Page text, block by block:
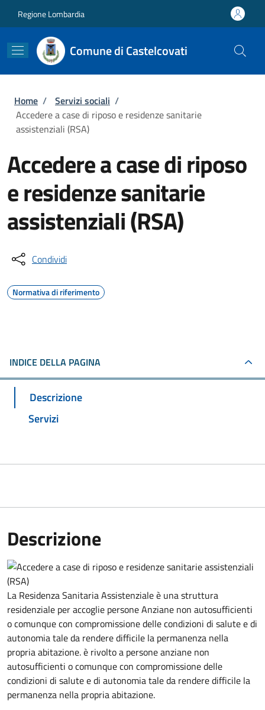
Regione Lombardia
Comune di Castelcovati
Briciole di pane
Home / Servizi sociali /
Accedere a case di riposo e residenze sanitarie
assistenziali (RSA)
Accedere a case di riposo
e residenze sanitarie
assistenziali (RSA)
Condividi
Normativa di riferimento
INDICE DELLA PAGINA
Descrizione
Servizi
Descrizione
La Residenza Sanitaria Assistenziale è una struttura
residenziale per accoglie persone Anziane non autosufficienti
o comunque con compromissione delle condizioni di salute e di
autonomia tale da rendere difficile la permanenza nella
propria abitazione. è rivolto a persone anziane non
autosufficienti o comunque con compromissione delle
condizioni di salute e di autonomia tale da rendere difficile la
permanenza nella propria abitazione.